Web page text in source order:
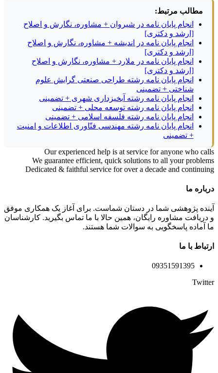
مطالب مرتبط:
انجام پایان نامه در شیروان + مشاوره، نگارش و اصلاح
[ارشد و دکتری]
انجام پایان نامه در اندیشه + مشاوره، نگارش و اصلاح
[ارشد و دکتری]
انجام پایان نامه در ملارد + مشاوره، نگارش و اصلاح
[ارشد و دکتری]
انجام پایان نامه رشته طراحی صنعتی گرایش علوم
شناختی + تضمینی
انجام پایان نامه رشته آبخیزداری شهری + تضمینی
انجام پایان نامه رشته توسعه محلی + تضمینی
انجام پایان نامه رشته فلسفه اسلامی + تضمینی
انجام پایان نامه رشته مهندسی فنّاوری اطلاعات و امنیت
+ تضمینی
Our experienced help is at service for anyone who calls
We guarantee efficient, quick solutions to all your problems
Dedicated & faithful service for over a decade and continuing
درباره ما
آینده پژوهشی شما در دستان شماست. برای آغاز یک همکاری موفق
و دریافت مشاوره رایگان، همین حالا با ما تماس بگیرید. کارشناسان
ما آماده پاسخگویی به سوالات شما هستند.
ارتباط با ما
09351591395
Twitter